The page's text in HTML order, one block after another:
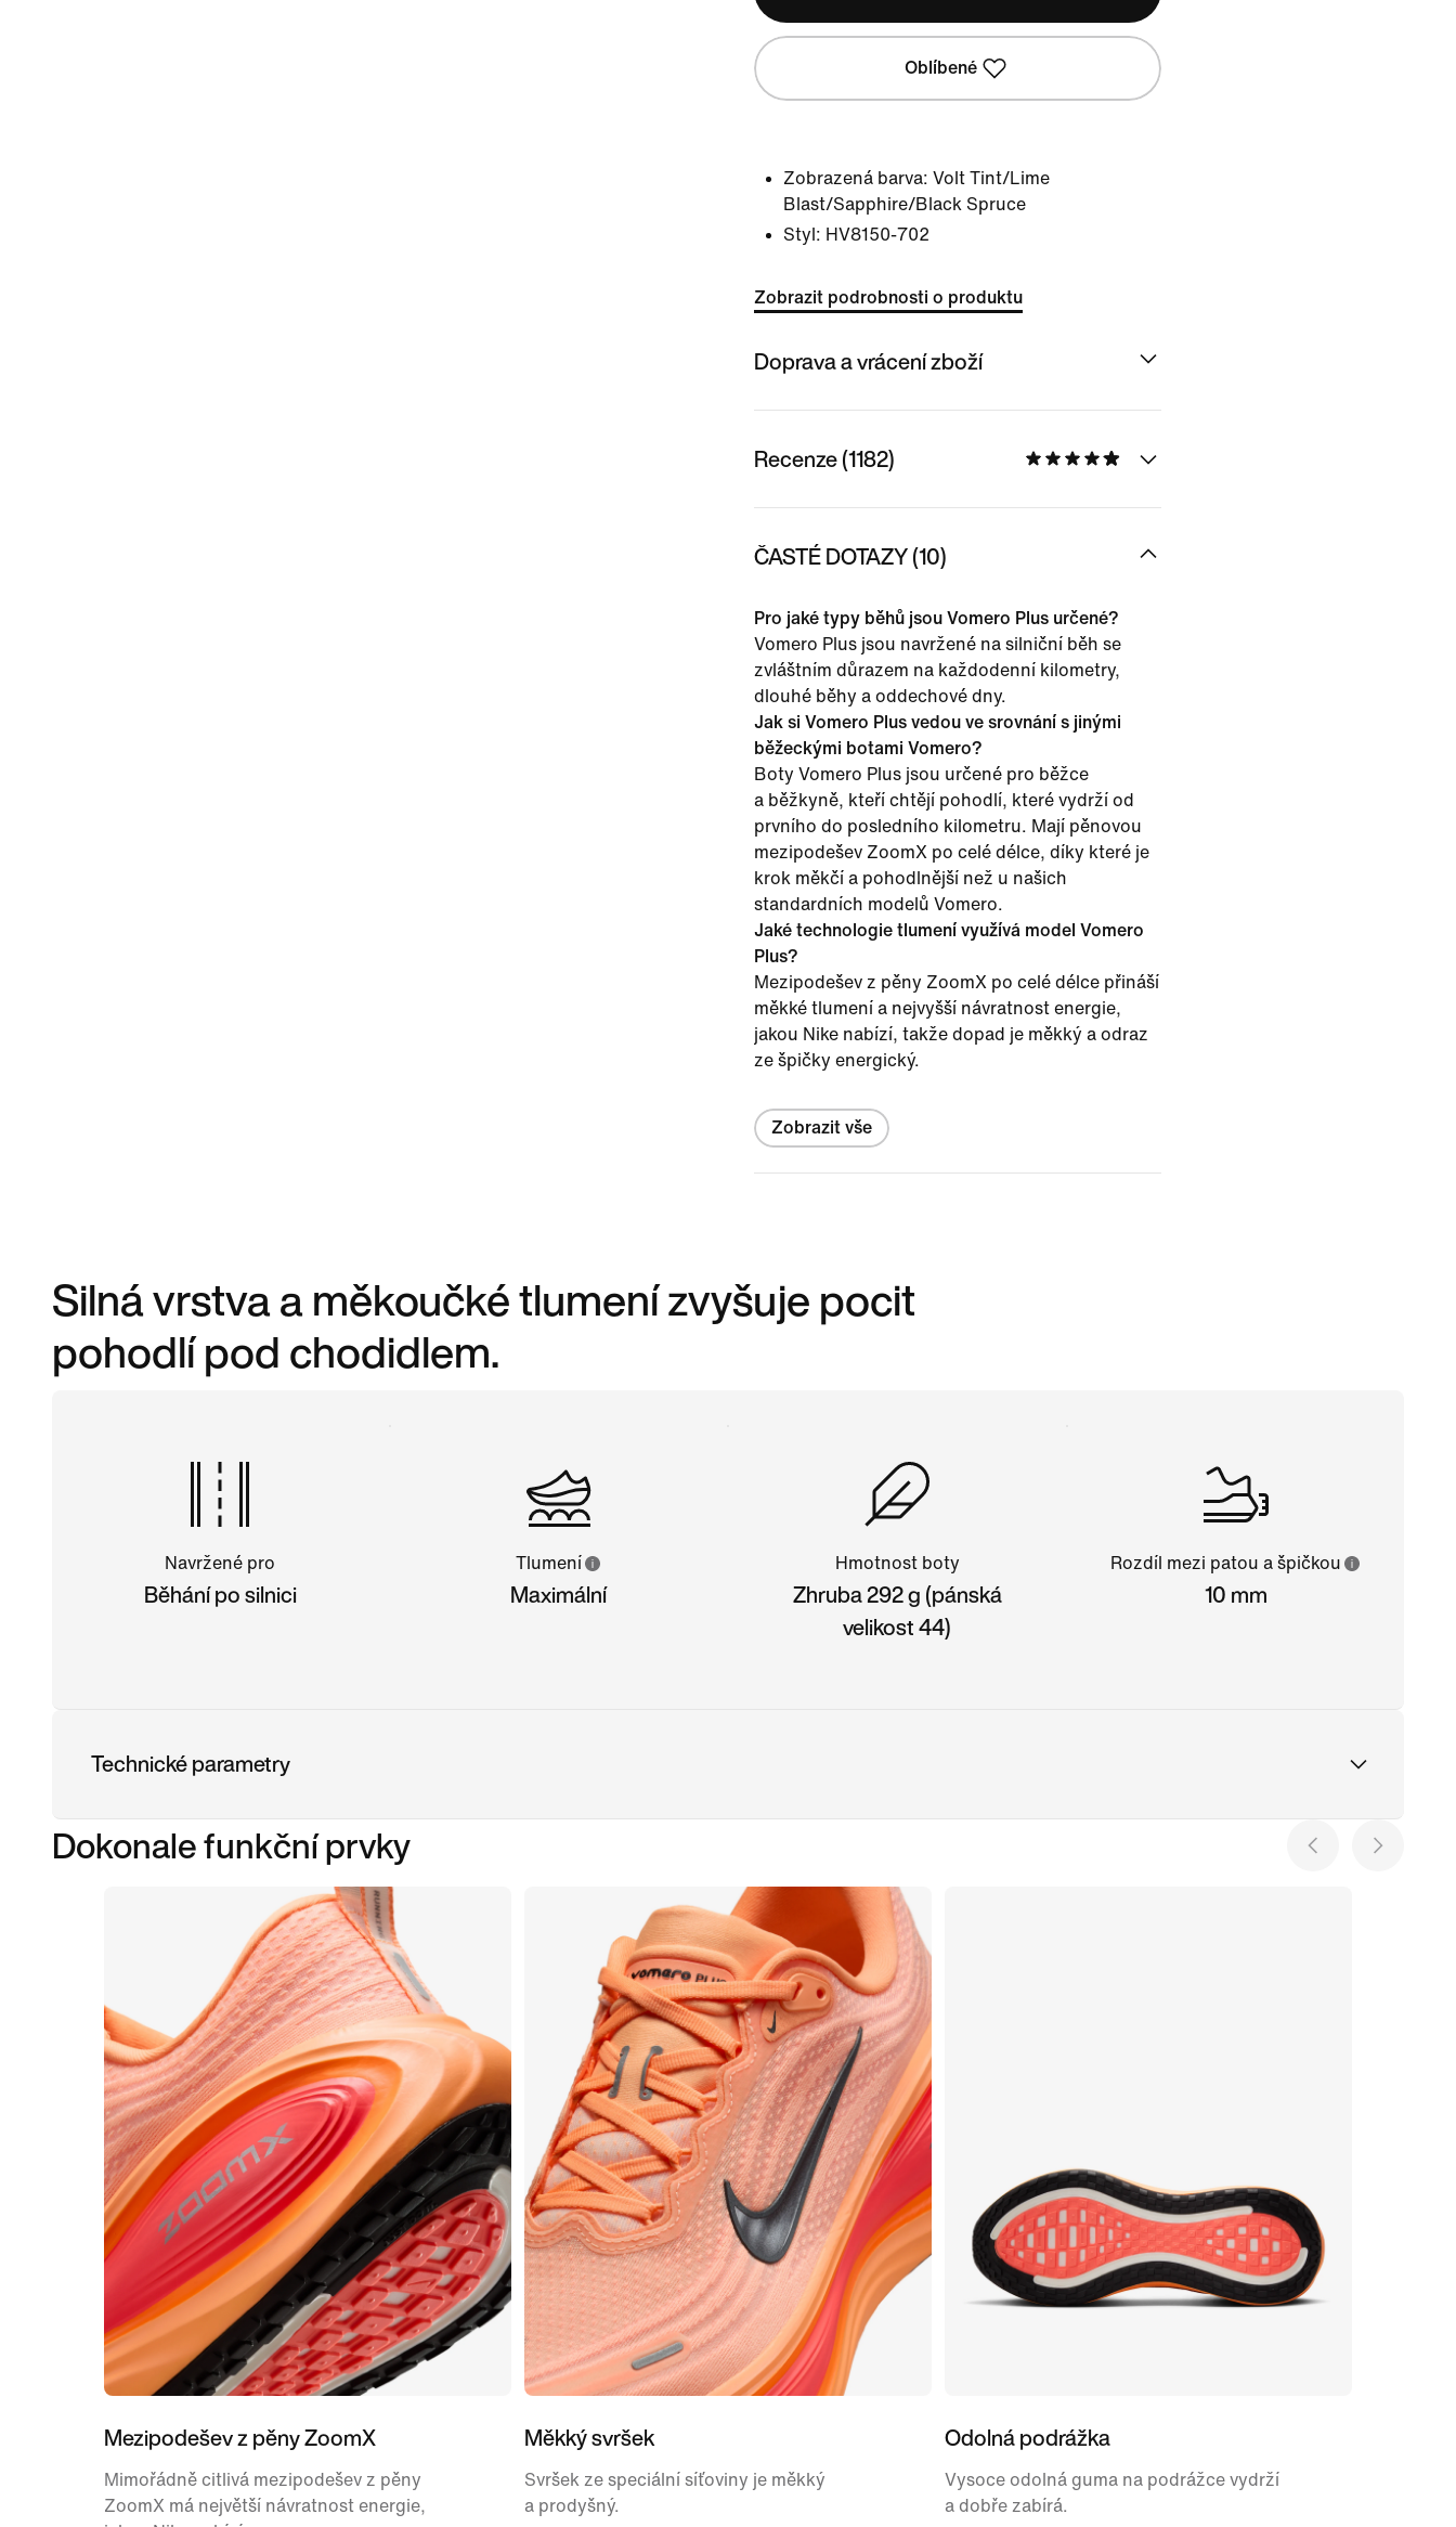
Oblíbené
Zobrazená barva: Volt Tint/Lime
Blast/Sapphire/Black Spruce
Styl: HV8150-702
Zobrazit podrobnosti o produktu
Doprava a vrácení zboží
Recenze (1182)
ČASTÉ DOTAZY (10)
Pro jaké typy běhů jsou Vomero Plus určené?
Vomero Plus jsou navržené na silniční běh se
zvláštním důrazem na každodenní kilometry,
dlouhé běhy a oddechové dny.
Jak si Vomero Plus vedou ve srovnání s jinými
běžeckými botami Vomero?
Boty Vomero Plus jsou určené pro běžce
a běžkyně, kteří chtějí pohodlí, které vydrží od
prvního do posledního kilometru. Mají pěnovou
mezipodešev ZoomX po celé délce, díky které je
krok měkčí a pohodlnější než u našich
standardních modelů Vomero.
Jaké technologie tlumení využívá model Vomero
Plus?
Mezipodešev z pěny ZoomX po celé délce přináší
měkké tlumení a nejvyšší návratnost energie,
jakou Nike nabízí, takže dopad je měkký a odraz
ze špičky energický.
Zobrazit vše
Silná vrstva a měkoučké tlumení zvyšuje pocit
pohodlí pod chodidlem.
Navržené pro
Běhání po silnici
Tlumení
Maximální
Hmotnost boty
Zhruba 292 g (pánská
velikost 44)
Rozdíl mezi patou a špičkou
10 mm
Technické parametry
Dokonale funkční prvky
Mezipodešev z pěny ZoomX
Mimořádně citlivá mezipodešev z pěny
ZoomX má největší návratnost energie,
Měkký svršek
Svršek ze speciální síťoviny je měkký
a prodyšný.
Odolná podrážka
Vysoce odolná guma na podrážce vydrží
a dobře zabírá.